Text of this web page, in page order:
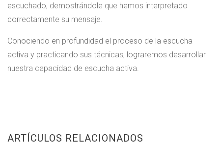
escuchado, demostrándole que hemos interpretado
correctamente su mensaje.
Conociendo en profundidad el proceso de la escucha
activa y practicando sus técnicas, lograremos desarrollar
nuestra capacidad de escucha activa.
ARTÍCULOS RELACIONADOS